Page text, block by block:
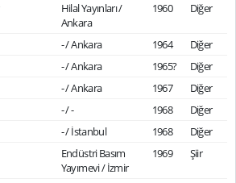
Hilal Yayınları /
Ankara
1960 Diğer
- / Ankara 1964
Diğer
- / Ankara 1965?
Diğer
- / Ankara 1967
Diğer
- / - 1968
Diğer
- / İstanbul 1968
Diğer
Endüstri Basım
Yayımevi / İzmir
1969 Şiir